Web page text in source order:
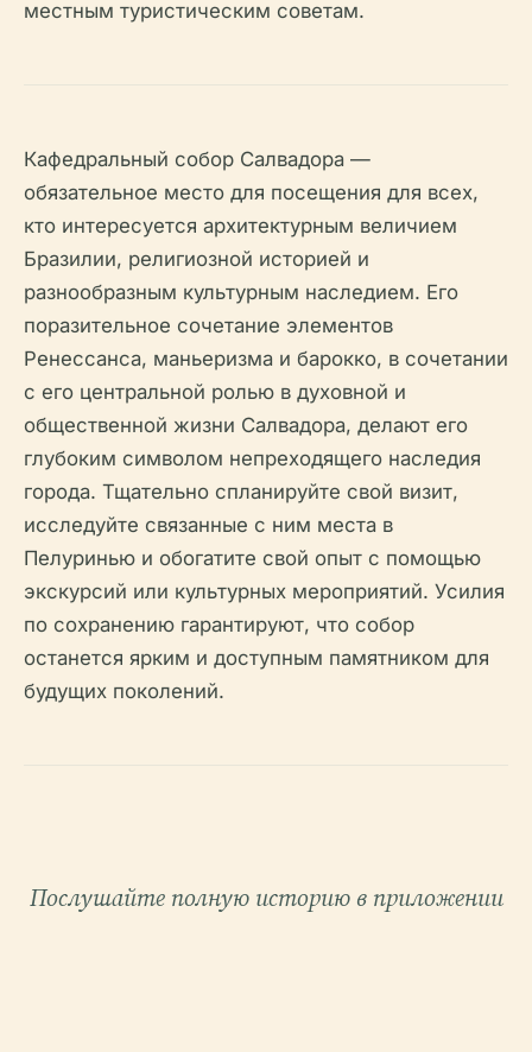
местным туристическим советам.
Кафедральный собор Салвадора —
обязательное место для посещения для всех,
кто интересуется архитектурным величием
Бразилии, религиозной историей и
разнообразным культурным наследием. Его
поразительное сочетание элементов
Ренессанса, маньеризма и барокко, в сочетании
с его центральной ролью в духовной и
общественной жизни Салвадора, делают его
глубоким символом непреходящего наследия
города. Тщательно спланируйте свой визит,
исследуйте связанные с ним места в
Пелуринью и обогатите свой опыт с помощью
экскурсий или культурных мероприятий. Усилия
по сохранению гарантируют, что собор
останется ярким и доступным памятником для
будущих поколений.
Послушайте полную историю в приложении